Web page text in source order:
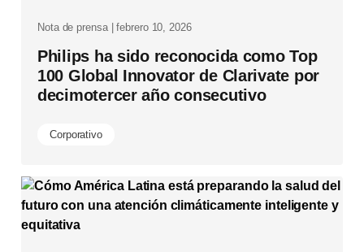
Nota de prensa | febrero 10, 2026
Philips ha sido reconocida como Top
100 Global Innovator de Clarivate por
decimotercer año consecutivo
Corporativo